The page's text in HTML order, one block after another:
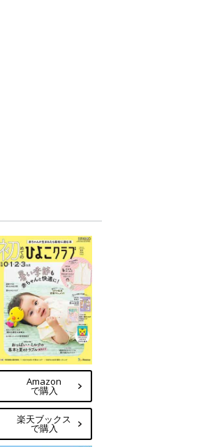
Amazon
で購入
楽天ブックス
で購入